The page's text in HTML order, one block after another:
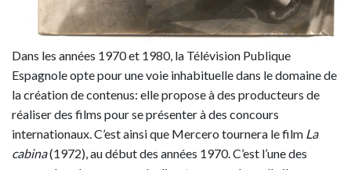
Dans les années 1970 et 1980, la Télévision Publique
Espagnole opte pour une voie inhabituelle dans le domaine de
la création de contenus: elle propose à des producteurs de
réaliser des films pour se présenter à des concours
internationaux. C’est ainsi que Mercero tournera le film La
cabina(1972), au début des années 1970. C’est l’une des